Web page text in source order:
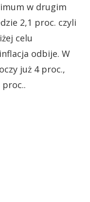
w drugim
2,1 proc. czyli
celu
odbije. W
już 4 proc.,